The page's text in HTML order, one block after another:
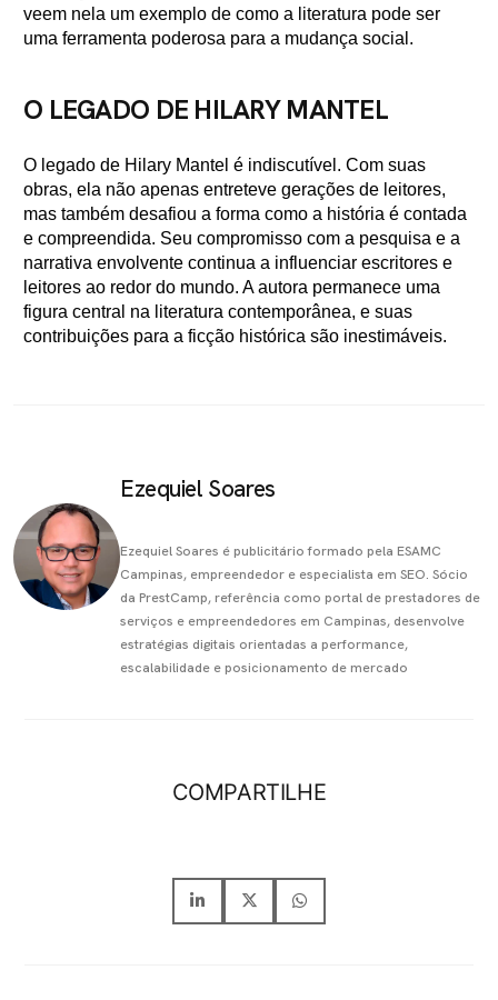
veem nela um exemplo de como a literatura pode ser
uma ferramenta poderosa para a mudança social.
O LEGADO DE HILARY MANTEL
O legado de Hilary Mantel é indiscutível. Com suas
obras, ela não apenas entreteve gerações de leitores,
mas também desafiou a forma como a história é contada
e compreendida. Seu compromisso com a pesquisa e a
narrativa envolvente continua a influenciar escritores e
leitores ao redor do mundo. A autora permanece uma
figura central na literatura contemporânea, e suas
contribuições para a ficção histórica são inestimáveis.
Ezequiel Soares
Ezequiel Soares é publicitário formado pela ESAMC
Campinas, empreendedor e especialista em SEO. Sócio
da PrestCamp, referência como portal de prestadores de
serviços e empreendedores em Campinas, desenvolve
estratégias digitais orientadas a performance,
escalabilidade e posicionamento de mercado
COMPARTILHE